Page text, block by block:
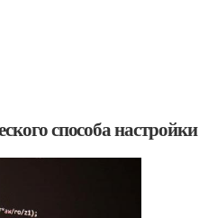
способа настройки